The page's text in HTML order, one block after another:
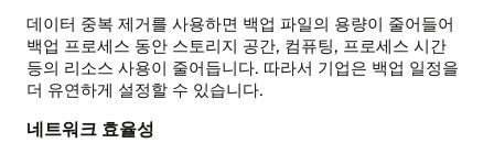
먼저
원본
데이터를
디스크에
그대로
기록합니다.
데이터 중복 제거를 사용하면 백업 파일의 용량이 줄어들어
백업 프로세스 동안 스토리지 공간, 컴퓨팅, 프로세스 시간
등의 리소스 사용이 줄어듭니다. 따라서 기업은 백업 일정을
더 유연하게 설정할 수 있습니다.
네트워크 효율성